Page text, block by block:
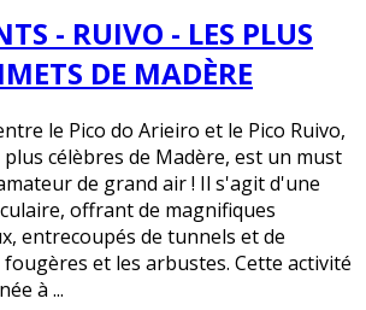
- RUIVO - LES PLUS
DE MADÈRE
le Pico do Arieiro et le Pico Ruivo,
célèbres de Madère, est un must
de grand air ! Il s'agit d'une
offrant de magnifiques
entrecoupés de tunnels et de
fougères et les arbustes. Cette activité
à ...